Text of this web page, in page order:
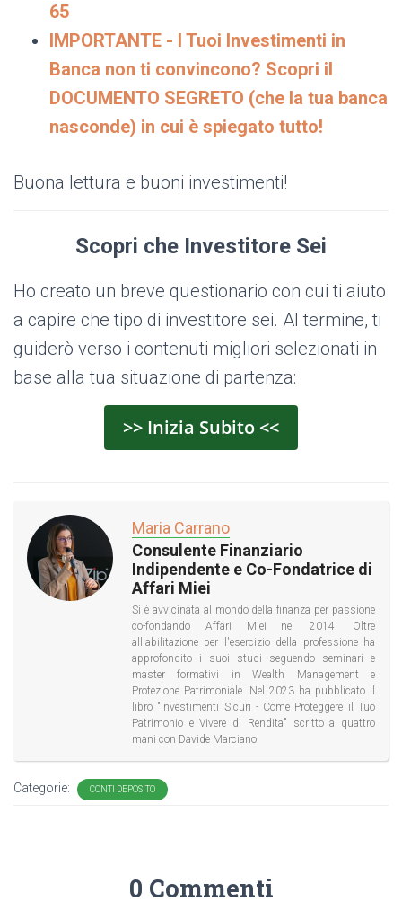
65
IMPORTANTE - I Tuoi Investimenti in
Banca non ti convincono? Scopri il
DOCUMENTO SEGRETO (che la tua banca
nasconde) in cui è spiegato tutto!
Buona lettura e buoni investimenti!
Scopri che Investitore Sei
Ho creato un breve questionario con cui ti aiuto
a capire che tipo di investitore sei. Al termine, ti
guiderò verso i contenuti migliori selezionati in
base alla tua situazione di partenza:
>> Inizia Subito <<
Maria Carrano
Consulente Finanziario
Indipendente e Co-Fondatrice di
Affari Miei
Si è avvicinata al mondo della finanza per passione
co-fondando Affari Miei nel 2014. Oltre
all'abilitazione per l'esercizio della professione ha
approfondito i suoi studi seguendo seminari e
master formativi in Wealth Management e
Protezione Patrimoniale. Nel 2023 ha pubblicato il
libro "Investimenti Sicuri - Come Proteggere il Tuo
Patrimonio e Vivere di Rendita" scritto a quattro
mani con Davide Marciano.
Categorie: CONTI DEPOSITO
0 Commenti